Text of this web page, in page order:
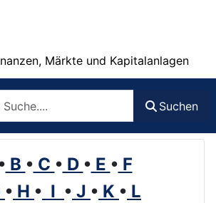
Märkte und Kapitalanlagen
Suchen
B • C • D • E • F
• H • I • J • K • L